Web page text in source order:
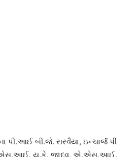
પી.આઈ બી.જે. સરવૈયા, ઇન્ચાર્જ પી
યુ.કે. જાદવ, એ.એસ.આઈ.